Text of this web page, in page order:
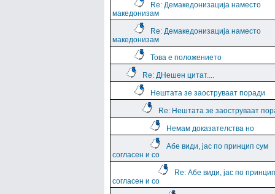
Re: Демакедонизација наместо
македонизам
Re: Демакедонизација наместо
македонизам
Това е положението
Re: ДНешен цитат....
Нештата зе заоструваат поради
Re: Нештата зе заоструваат
Немам доказателства но
Абе види, јас по принцип сум
согласен и со
Re: Абе види, јас по
согласен и со